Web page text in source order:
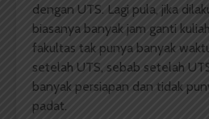
dengan UTS. Lagi pula, jika
biasanya banyak jam ganti
fakultas tak punya banyak
setelah UTS, sebab setelah
banyak persiapan dan tidak
padat.